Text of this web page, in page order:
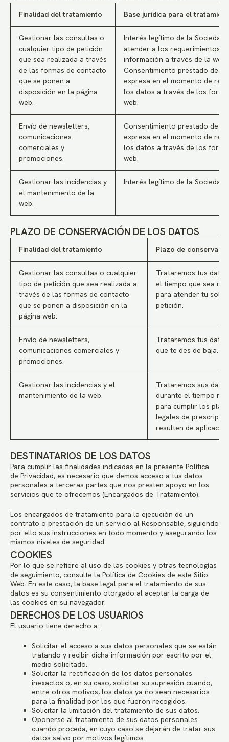
Finalidad del tratamiento Base jurídica para el
Gestionar las consultas o
cualquier tipo de petición
que sea realizada a través
de las formas de contacto
que se ponen a
disposición en la página
web.
Interés legítimo de la Sociedad
atender a los requerimientos
información a través de la web.
Consentimiento prestado de
expresa en el momento de
los datos a través de los
web.
Envío de newsletters,
comunicaciones
comerciales y
promociones.
Consentimiento prestado de
expresa en el momento de
los datos a través de los
web.
Gestionar las incidencias y
el mantenimiento de la
web.
Interés legítimo de la Sociedad.
PLAZO DE CONSERVACIÓN DE LOS DATOS
Finalidad del tratamiento Plazo de
Gestionar las consultas o cualquier
tipo de petición que sea realizada a
través de las formas de contacto
que se ponen a disposición en la
página web.
Trataremos tus
el tiempo que sea
para atender tu
petición.
Envío de newsletters,
comunicaciones comerciales y
promociones.
Trataremos tus
que te des de baja.
Gestionar las incidencias y el
mantenimiento de la web.
Trataremos sus datos
durante el tiempo
para cumplir los
legales de
resulten de
DESTINATARIOS DE LOS DATOS
Para cumplir las finalidades indicadas en la presente Política
de Privacidad, es necesario que demos acceso a tus datos
personales a terceras partes que nos presten apoyo en los
servicios que te ofrecemos (Encargados de Tratamiento).
Los encargados de tratamiento para la ejecución de un
contrato o prestación de un servicio al Responsable, siguiendo
por ello sus instrucciones en todo momento y asegurando los
mismos niveles de seguridad.
COOKIES
Por lo que se refiere al uso de las cookies y otras tecnologías
de seguimiento, consulte la Política de Cookies de este Sitio
Web. En este caso, la base legal para el tratamiento de sus
datos es su consentimiento otorgado al aceptar la carga de
las cookies en su navegador.
DERECHOS DE LOS USUARIOS
El usuario tiene derecho a:
Solicitar el acceso a sus datos personales que se están
tratando y recibir dicha información por escrito por el
medio solicitado.
Solicitar la rectificación de los datos personales
inexactos o, en su caso, solicitar su supresión cuando,
entre otros motivos, los datos ya no sean necesarios
para la finalidad por los que fueron recogidos.
Solicitar la limitación del tratamiento de sus datos.
Oponerse al tratamiento de sus datos personales
cuando proceda, en cuyo caso se dejarán de tratar sus
datos salvo por motivos legítimos.